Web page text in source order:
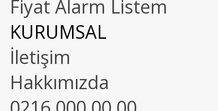
Fiyat Alarm Listem
KURUMSAL
İletişim
Hakkımızda